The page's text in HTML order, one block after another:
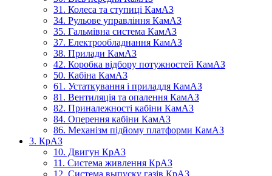
31. Колеса та ступиці КамАЗ
34. Рульове управління КамАЗ
35. Гальмівна система КамАЗ
37. Електрообладнання КамАЗ
38. Прилади КамАЗ
42. Коробка відбору потужностей КамАЗ
50. Кабіна КамАЗ
61. Устаткування і приладдя КамАЗ
81. Вентиляція та опалення КамАЗ
82. Приналежності кабіни КамАЗ
84. Оперення кабіни КамАЗ
86. Механізм підйому платформи КамАЗ
3. КрАЗ
10. Двигун КрАЗ
11. Система живлення КрАЗ
12. Система выпуску газів КрАЗ